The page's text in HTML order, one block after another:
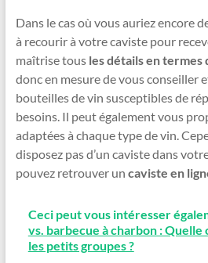
Dans le cas où vous auriez encore
à recourir à votre caviste pour
maîtrise tous les détails en termes
donc en mesure de vous conseiller
bouteilles de vin susceptibles de
besoins. Il peut également vous
adaptées à chaque type de vin.
disposez pas d’un caviste dans
pouvez retrouver un caviste en
Ceci peut vous intéresser
vs. barbecue à charbon :
les petits groupes ?